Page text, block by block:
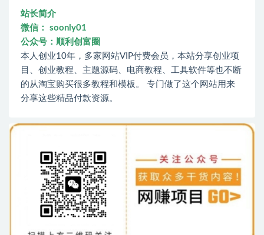
站长简介
微信： soonly01
公众号：顺利创富圈
本人创业10年，多家网站VIP付费会员，本站分享创业项
目、创业教程、主题源码、电商教程、工具软件等也不断
的从淘宝购买很多教程和模板。 专门做了这个网站用来
分享这些精品付款资源。